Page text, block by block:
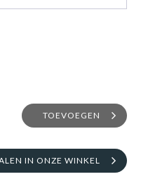
TOEVOEGEN
IN ONZE WINKEL